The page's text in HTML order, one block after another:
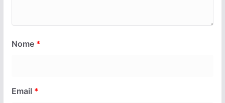
Nome *
Email *